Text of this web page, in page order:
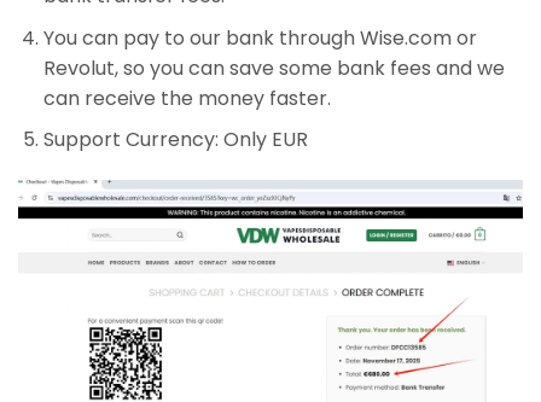
You can pay to our bank through Wise.com or
Revolut, so you can save some bank fees and we
can receive the money faster.
Support Currency: Only EUR